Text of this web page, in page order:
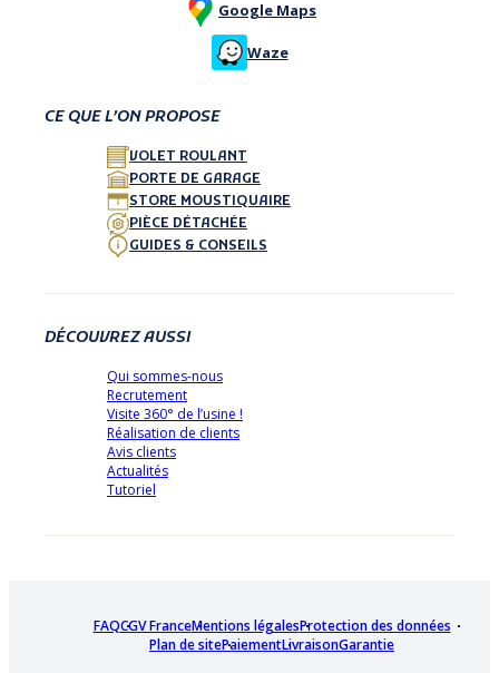
Google Maps
Waze
CE QUE L’ON PROPOSE
VOLET ROULANT
PORTE DE GARAGE
STORE MOUSTIQUAIRE
PIÈCE DÉTACHÉE
GUIDES & CONSEILS
DÉCOUVREZ AUSSI
Qui sommes-nous
Recrutement
Visite 360° de l’usine !
Réalisation de clients
Avis clients
Actualités
Tutoriel
FAQCGV FranceMentions légalesProtection des données
Plan de sitePaiementLivraisonGarantie